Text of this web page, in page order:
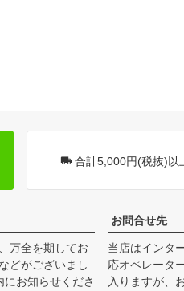
合計5,000円(税抜)以
万全を期してお
どがございまし
お知らせくださ
お問合せ先
当店はインタ
応オペレータ
入りますが、